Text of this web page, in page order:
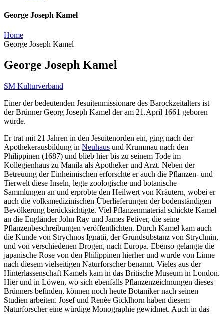
George Joseph Kamel
Home
George Joseph Kamel
George Joseph Kamel
SM Kulturverband
Einer der bedeutenden Jesuitenmissionare des Barockzeitalters ist
der Brünner Georg Joseph Kamel der am 21.April 1661 geboren
wurde.
Er trat mit 21 Jahren in den Jesuitenorden ein, ging nach der
Apothekerausbildung in Neuhaus und Krummau nach den
Philippinen (1687) und blieb hier bis zu seinem Tode im
Kollegienhaus zu Manila als Apotheker und Arzt. Neben der
Betreuung der Einheimischen erforschte er auch die Pflanzen- und
Tierwelt diese Inseln, legte zoologische und botanische
Sammlungen an und erprobte den Heilwert von Kräutern, wobei er
auch die volksmedizinischen Überlieferungen der bodenständigen
Bevölkerung berücksichtigte. Viel Pflanzenmaterial schickte Kamel
an die Engländer John Ray und James Petiver, die seine
Pflanzenbeschreibungen veröffentlichten. Durch Kamel kam auch
die Kunde von Strychnos Ignatii, der Grundsubstanz von Strychnin,
und von verschiedenen Drogen, nach Europa. Ebenso gelangte die
japanische Rose von den Philippinen hierher und wurde von Linne
nach diesem vielseitigen Naturforscher benannt. Vieles aus der
Hinterlassenschaft Kamels kam in das Britische Museum in London.
Hier und in Löwen, wo sich ebenfalls Pflanzenzeichnungen dieses
Brünners befinden, können noch heute Botaniker nach seinen
Studien arbeiten. Josef und Renèe Gicklhorn haben diesem
Naturforscher eine würdige Monographie gewidmet. Auch in das